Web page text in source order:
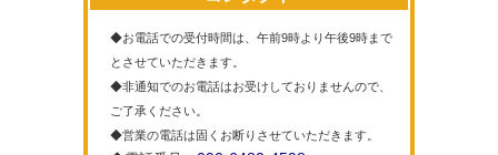
◆お電話での受付時間は、午前9時より午後9時まで
とさせていただきます。
◆非通知でのお電話はお受けしておりませんので、
ご了承ください。
◆営業の電話は固くお断りさせていただきます。